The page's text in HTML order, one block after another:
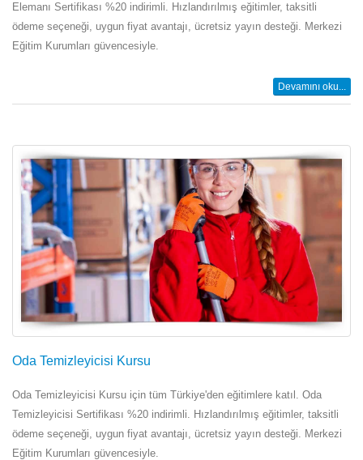
Elemanı Sertifikası %20 indirimli. Hızlandırılmış eğitimler, taksitli
ödeme seçeneği, uygun fiyat avantajı, ücretsiz yayın desteği. Merkezi
Eğitim Kurumları güvencesiyle.
Devamını oku...
Oda Temizleyicisi Kursu
Oda Temizleyicisi Kursu için tüm Türkiye'den eğitimlere katıl. Oda
Temizleyicisi Sertifikası %20 indirimli. Hızlandırılmış eğitimler, taksitli
ödeme seçeneği, uygun fiyat avantajı, ücretsiz yayın desteği. Merkezi
Eğitim Kurumları güvencesiyle.